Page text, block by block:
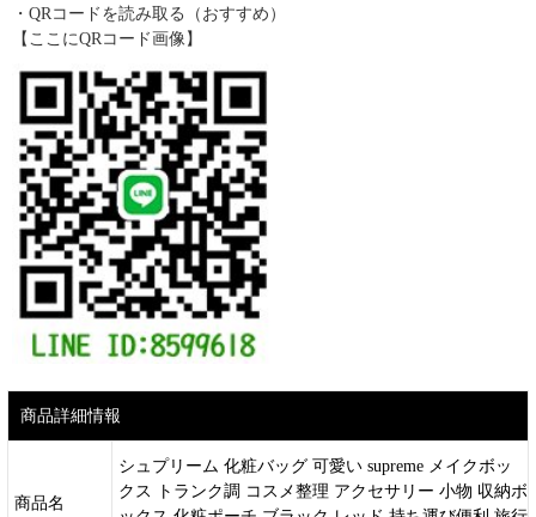
・QRコードを読み取る（おすすめ）
【ここにQRコード画像】
商品詳細情報
商品名
シュプリーム 化粧バッグ 可愛い supreme メイクボッ
クス トランク調 コスメ整理 アクセサリー 小物 収納ボ